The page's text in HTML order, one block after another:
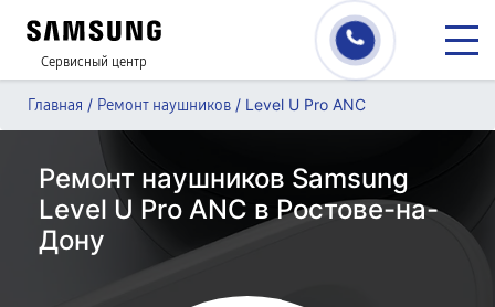
Сервисный центр
Главная / Ремонт наушников / Level U Pro ANC
Ремонт наушников Samsung
Level U Pro ANC в Ростове-на-
Дону